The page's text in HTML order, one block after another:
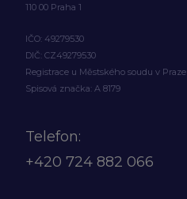
110 00 Praha 1
IČO: 49279530
DIČ: CZ49279530
Registrace u Městského soudu v Praze
Spisová značka: A 8179
Telefon:
+420 724 882 066